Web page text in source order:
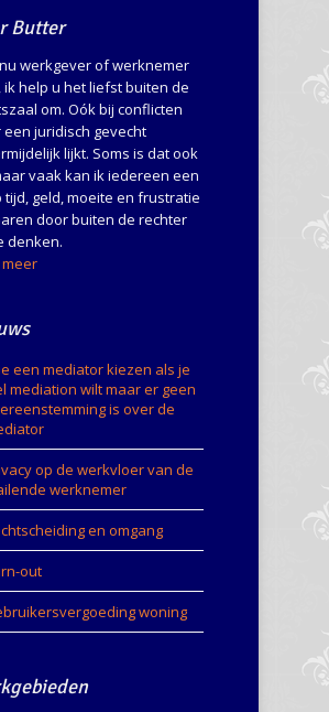
Butter
werkgever of werknemer
ik help u het liefst buiten de
om. Oók bij conflicten
een juridisch gevecht
lijkt. Soms is dat ook
vaak kan ik iedereen een
tijd, geld, moeite en frustratie
door buiten de rechter
denken.
een mediator kiezen als je
mediation wilt maar er geen
is over de
op de werkvloer van de
werknemer
en omgang
out
woning